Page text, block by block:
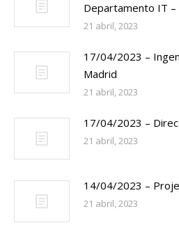
Departamento IT –
21 abril, 2023
17/04/2023 –
Madrid
21 abril, 2023
17/04/2023 –
21 abril, 2023
14/04/2023 –
21 abril, 2023